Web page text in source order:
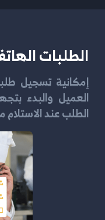
الطلبات
إمكانية تسجيل
العميل والبدء
الطلب عند الاستلام